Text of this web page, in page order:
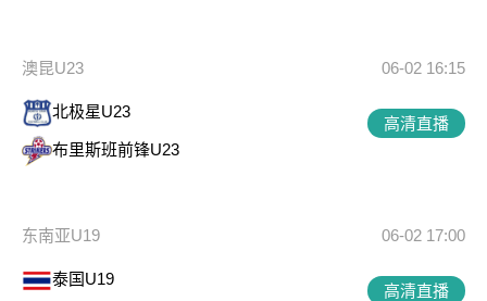
澳昆U23 06-02 16:15
北极星U23
布里斯班前锋U23
高清直播
东南亚U19 06-02 17:00
泰国U19
高清直播